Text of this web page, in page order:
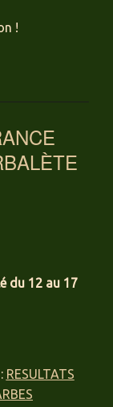
!
du 12 au 17
RESULTATS